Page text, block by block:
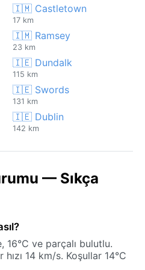
🇮🇲 Castletown
17 km
🇮🇲 Ramsey
23 km
🇮🇪 Dundalk
115 km
🇮🇪 Swords
131 km
🇮🇪 Dublin
142 km
— Sıkça
16°C ve parçalı bulutlu.
14 km/s. Koşullar 14°C